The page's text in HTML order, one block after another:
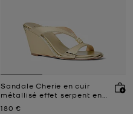
Sandale Cherie en cuir
métallisé effet serpent en
relief à semelle compensée
Prix actuel
180 €